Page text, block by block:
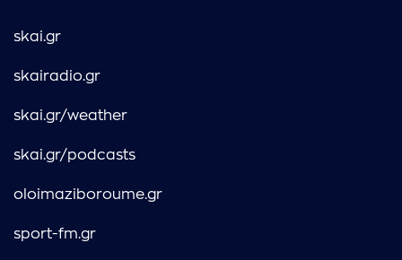
skai.gr
skairadio.gr
skai.gr/weather
skai.gr/podcasts
oloimaziboroume.gr
sport-fm.gr